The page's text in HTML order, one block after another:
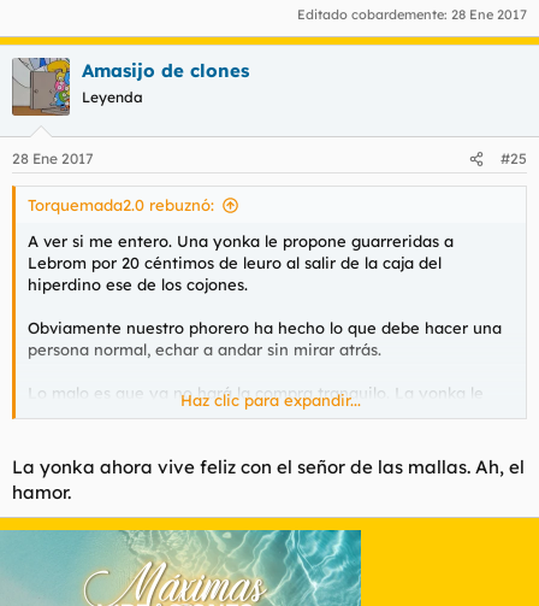
Editado cobardemente: 28 Ene 2017
Amasijo de clones
Leyenda
28 Ene 2017 #25
Torquemada2.0 rebuznó:
A ver si me entero. Una yonka le propone guarreridas a
Lebrom por 20 céntimos de leuro al salir de la caja del
hiperdino ese de los cojones.
Obviamente nuestro phorero ha hecho lo que debe hacer una
persona normal, echar a andar sin mirar atrás.
Lo malo es que ya no hará la compra tranquilo. La yonka le
espera, la yonka le quiere, tendrá que ir por cojones otra vez, y
micropene de Lebrom
Haz clic para expandir...
La yonka ahora vive feliz con el señor de las mallas. Ah, el
hamor.